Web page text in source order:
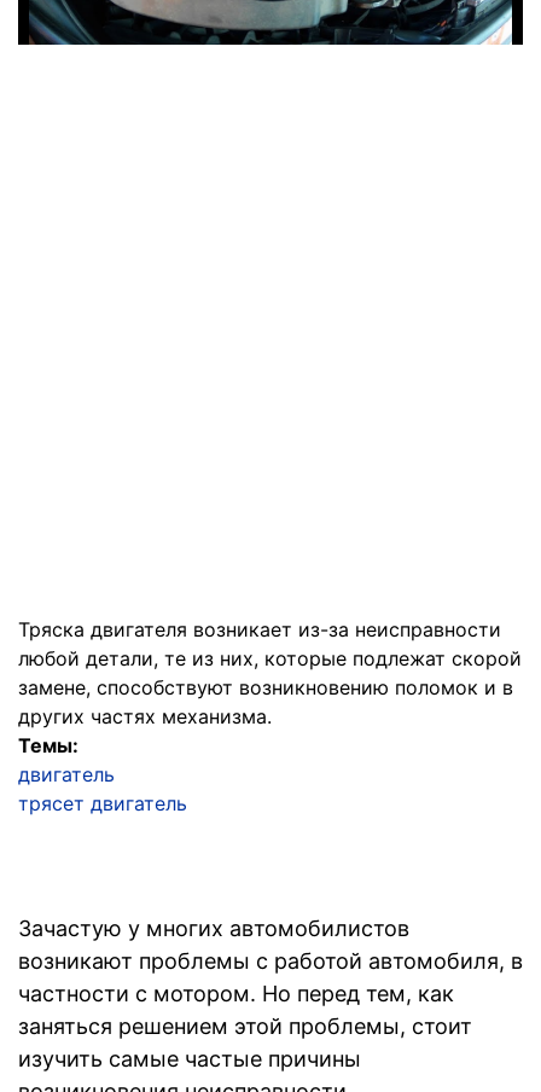
Тряска двигателя возникает из-за неисправности
любой детали, те из них, которые подлежат скорой
замене, способствуют возникновению поломок и в
других частях механизма.
Темы:
двигатель
трясет двигатель
Зачастую у многих автомобилистов
возникают проблемы с работой автомобиля, в
частности с мотором. Но перед тем, как
заняться решением этой проблемы, стоит
изучить самые частые причины